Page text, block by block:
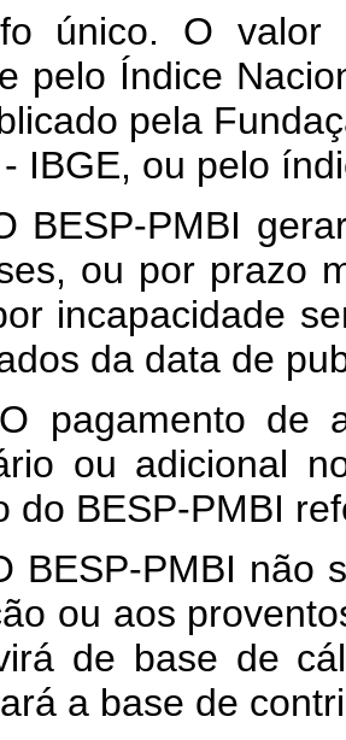
único. O
pelo Índice
pela
IBGE, ou pelo
BESP-PMBI
ou por prazo
incapacidade
da data de
pagamento de
ou adicional
do BESP-PMBI
BESP-PMBI não
ou aos
de base de
a base de